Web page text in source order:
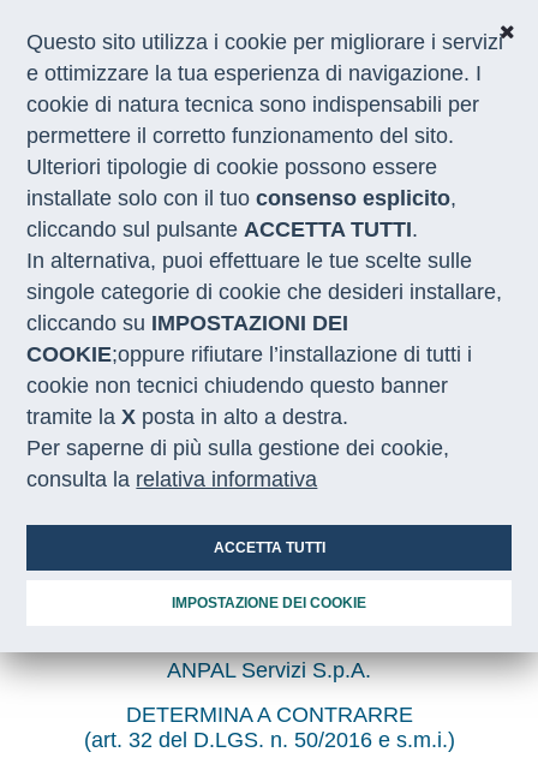
CHI SIAMO
COSA FACCIAMO
I NOSTRI SERVIZI
MEDIA
CON LE REGIONI
Home / Bandi / Archivio / Intervento di riparazione ascensore piano
terra e semi sede di Roma - CIG: ZBD3B49689
Intervento di riparazione
ascensore piano terra e semi
ZBD3B49689
ANPAL Servizi S.p.A.
DETERMINA A CONTRARRE
(art. 32 del D.LGS. n. 50/2016 e s.m.i.)
Questo sito utilizza i cookie per migliorare i servizi
e ottimizzare la tua esperienza di navigazione. I
cookie di natura tecnica sono indispensabili per
permettere il corretto funzionamento del sito.
Ulteriori tipologie di cookie possono essere
installate solo con il tuoconsenso esplicito,
cliccando sul pulsanteACCETTA TUTTI.
In alternativa, puoi effettuare le tue scelte sulle
singole categorie di cookie che desideri installare,
cliccando su IMPOSTAZIONI DEI
COOKIE;oppure rifiutare l’installazione di tutti i
cookie non tecnici chiudendo questo banner
tramite laX posta in alto a destra.
Per saperne di più sulla gestione dei cookie,
consulta la relativa informativa
ACCETTA TUTTI
IMPOSTAZIONE DEI COOKIE